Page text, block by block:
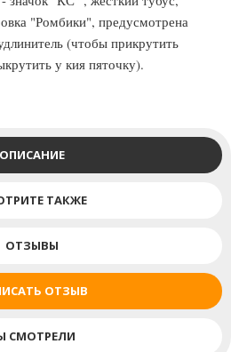
"Ромбики", предусмотрена
(чтобы прикрутить
у кия пяточку).
ОПИСАНИЕ
ТАКЖЕ
ОТЗЫВЫ
ОТЗЫВ
СМОТРЕЛИ